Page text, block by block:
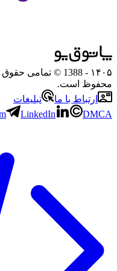
۱۴۰۵
- 1388 © تمامی
محفوظ است.
ارتباط با ما
تبلیغات
LinkedIn DMCA